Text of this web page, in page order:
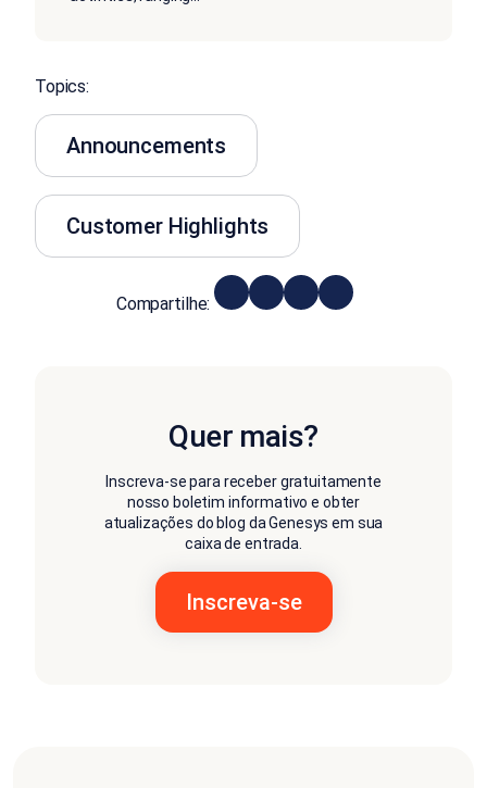
Topics:
Announcements
Customer Highlights
Compartilhe:
Quer mais?
Inscreva-se para receber gratuitamente
nosso boletim informativo e obter
atualizações do blog da Genesys em sua
caixa de entrada.